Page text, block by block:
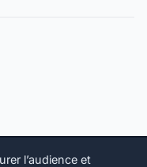
l’audience et